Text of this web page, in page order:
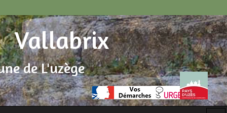
de L'uzège
Vallabrix